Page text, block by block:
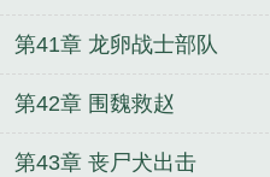
第41章 龙卵战士部队
第42章 围魏救赵
第43章 丧尸犬出击